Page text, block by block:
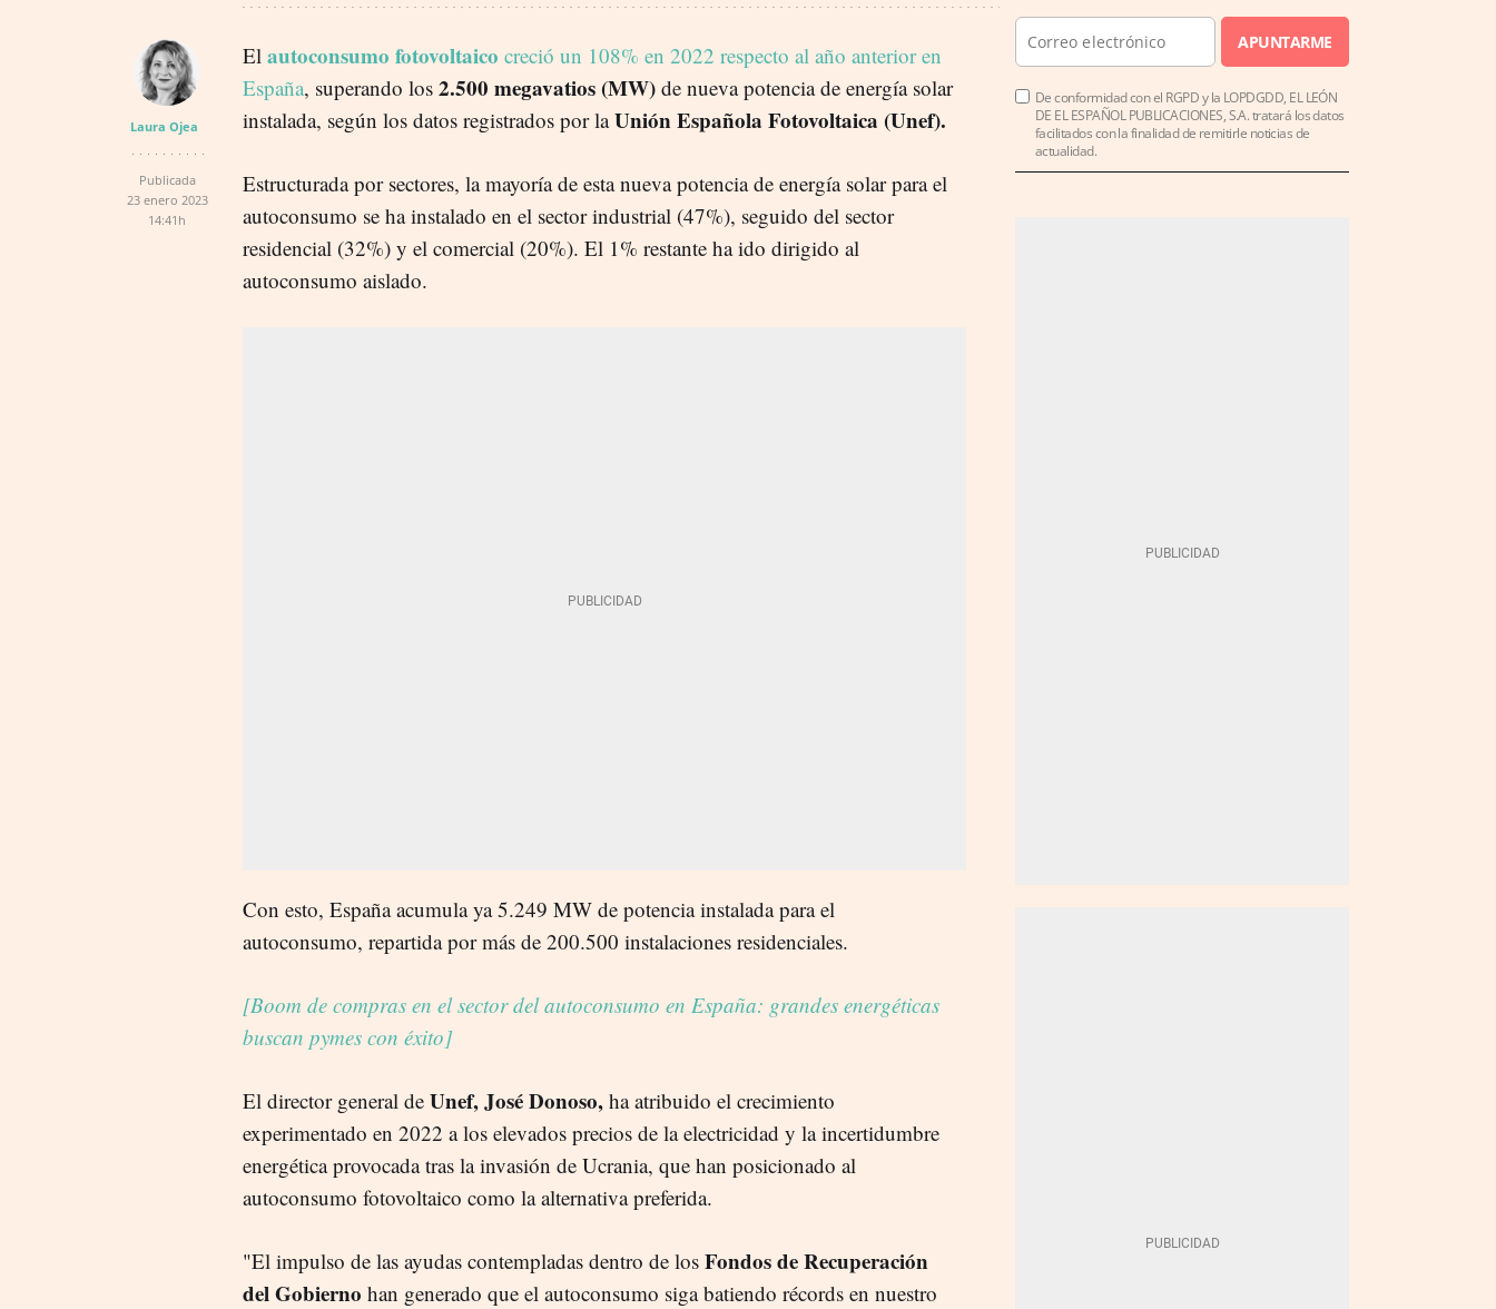
Laura Ojea
Publicada
23 enero 2023
14:41h
El autoconsumo fotovoltaico creció un 108% en 2022 respecto al año anterior en
España, superando los 2.500 megavatios (MW) de nueva potencia de energía solar
instalada, según los datos registrados por laUnión Española Fotovoltaica (Unef).
Estructurada por sectores, la mayoría de esta nueva potencia de energía solar para el
autoconsumo se ha instalado en el sector industrial (47%), seguido del sector
residencial (32%) y el comercial (20%). El 1% restante ha ido dirigido al
autoconsumo aislado.
Con esto, España acumula ya 5.249 MW de potencia instalada para el
autoconsumo, repartida por más de 200.500 instalaciones residenciales.
[Boom de compras en el sector del autoconsumo en España: grandes energéticas
buscan pymes con éxito]
El director general de Unef, José Donoso, ha atribuido el crecimiento
experimentado en 2022 a los elevados precios de la electricidad y la incertidumbre
energética provocada tras la invasión de Ucrania, que han posicionado al
autoconsumo fotovoltaico como la alternativa preferida.
"El impulso de las ayudas contempladas dentro de los Fondos de Recuperación
del Gobierno han generado que el autoconsumo siga batiendo récords en nuestro
APUNTARME
De conformidad con el RGPD y la LOPDGDD, EL LEÓN
DE EL ESPAÑOL PUBLICACIONES, S.A. tratará los datos
facilitados con la finalidad de remitirle noticias de
actualidad.